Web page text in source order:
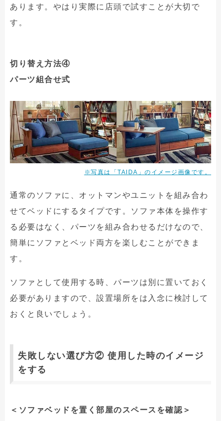
あります。やはり実際に店頭で試すことが大切で
す。
切り替え方法④
パーツ組合せ式
※写真は「TAIDA」のイメージ画像です。
通常のソファに、オットマンやユニットを組み合わ
せてベッドにするタイプです。ソファ本体を操作す
る必要はなく、パーツを組み合わせるだけなので、
簡単にソファとベッド両方を楽しむことができま
す。
ソファとして使用する時、パーツは別に置いておく
必要がありますので、設置場所をは入念に検討して
おくと良いでしょう。
失敗しない選び方② 使用した時のイメージ
をする
＜ソファベッドを置く部屋のスペースを確認＞